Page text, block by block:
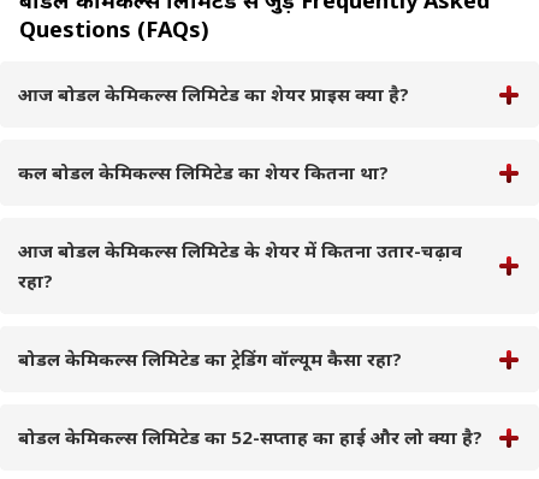
Questions (FAQs)
आज बोडल केमिकल्स लिमिटेड का शेयर प्राइस क्या है?
कल बोडल केमिकल्स लिमिटेड का शेयर कितना था?
आज बोडल केमिकल्स लिमिटेड के शेयर में कितना उतार-चढ़ाव
रहा?
बोडल केमिकल्स लिमिटेड का ट्रेडिंग वॉल्यूम कैसा रहा?
बोडल केमिकल्स लिमिटेड का 52-सप्ताह का हाई और लो क्या है?